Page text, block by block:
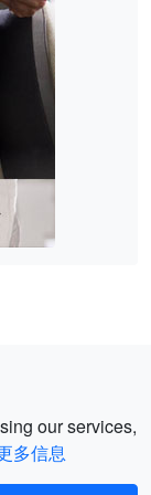
our services,
多信息